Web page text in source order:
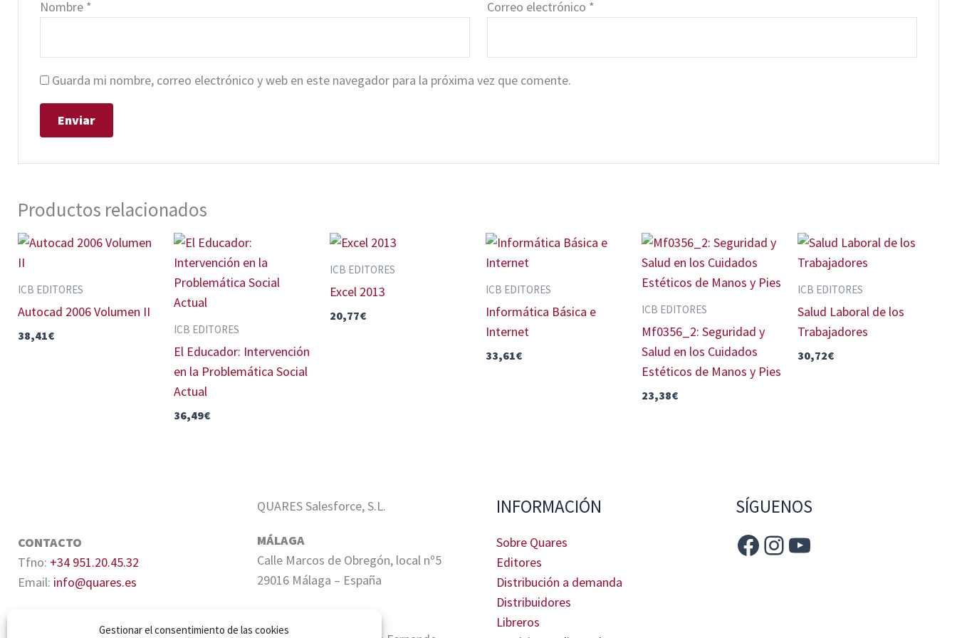
Gestionar el consentimiento de las cookies
Nombre * Correo electrónico *
Guarda mi nombre, correo electrónico y web en este navegador para la próxima vez que comente.
Productos relacionados
ICB EDITORES
Autocad 2006 Volumen II
38,41€ ICB EDITORES
El Educador: Intervención
en la Problemática Social
Actual
36,49€
ICB EDITORES
Excel 2013
20,77€
ICB EDITORES
Informática Básica e
Internet
33,61€
ICB EDITORES
Mf0356_2: Seguridad y
Salud en los Cuidados
Estéticos de Manos y Pies
23,38€
ICB EDITORES
Salud Laboral de los
Trabajadores
30,72€
CONTACTO
Tfno: +34 951.20.45.32
Email: info@quares.es
QUARES Salesforce, S.L.
MÁLAGA
Calle Marcos de Obregón, local nº5
29016 Málaga – España
INFORMACIÓN
Sobre Quares
Editores
Distribución a demanda
Distribuidores
Libreros
SÍGUENOS